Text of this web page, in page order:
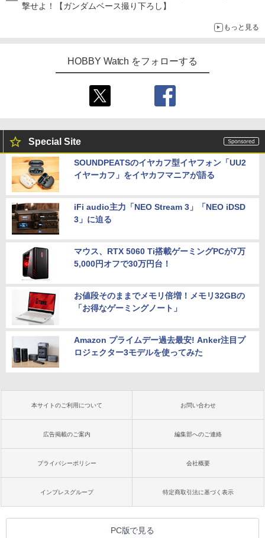
撃せよ！【ガンダムベース撮り下ろし】
もっと見る
HOBBY Watch をフォローする
Special Site
SOUNDPEATSのイヤカフ型イヤフォン「UU2
イヤーカフ」をイヤカフマニアが語る
iFi audio主力「NEO Stream 3」「NEO iDSD
3」に迫る
マウス、RTX 5060 Ti搭載ゲーミングPCが7万
5,000円オフで30万円台！
お値段そのままでメモリ倍増！メモリ32GBの
「お得なゲーミングノート」
Amazon プライムデー過去最安! Anker注目プ
ロジェクター3モデルを使ってみた
本サイトのご利用について お問い合わせ
広告掲載のご案内 編集部へのご連絡
プライバシーポリシー 会社概要
インプレスグループ 特定商取引法に基づく表示
PC版で見る